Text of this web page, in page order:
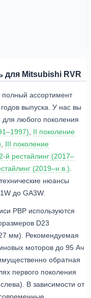
для Mitsubishi RVR
ассортимент
выпуска. У нас вы
для любого поколения
II поколение
III поколение
й рестайлинг (2017–
(2019–н.в.)
нюансы
до GA3W.
РВР используются
D23
мм). Рекомендуемая
моторов до 95 Ач
обратная
первого поколения
В зависимости от